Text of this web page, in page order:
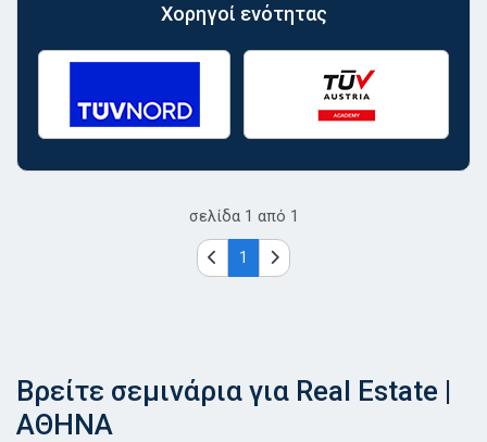
Χορηγοί ενότητας
σελίδα 1 από 1
1
Βρείτε σεμινάρια για Real Estate |
ΑΘΗΝΑ